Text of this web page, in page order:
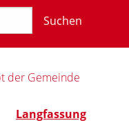
Suchen
der Gemeinde
Langfassung